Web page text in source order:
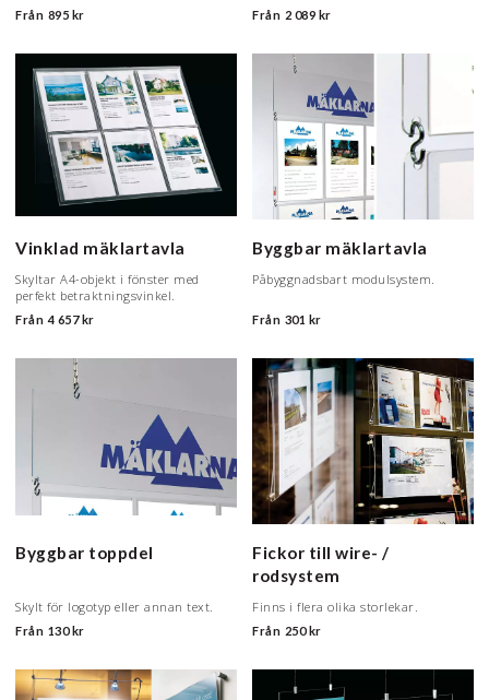
Från 895 kr Från 2 089 kr
Vinklad mäklartavla
Skyltar A4-objekt i fönster med
perfekt betraktningsvinkel.
Från 4 657 kr
Byggbar mäklartavla
Påbyggnadsbart modulsystem.
Från 301 kr
Byggbar toppdel
Skylt för logotyp eller annan text.
Från 130 kr
Fickor till wire- /
rodsystem
Finns i flera olika storlekar.
Från 250 kr